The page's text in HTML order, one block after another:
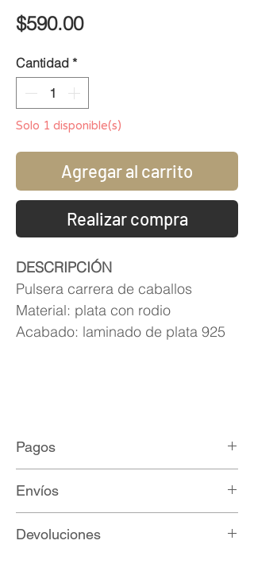
$590.00Precio
Cantidad *
Solo 1 disponible(s)
Agregar al carrito
Realizar compra
DESCRIPCIÓN
Pulsera carrera de caballos
Material: plata con rodio
Acabado: laminado de plata 925
Pagos
Paypal
Mercadopago
Transferencia bancaria
Envíos
Fedex, DHL, UPS y Redpack.
Devoluciones